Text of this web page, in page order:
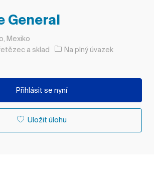
General
Mexiko
a sklad Typ úlohy
Na plný úvazek
Přihlásit se nyní
Uložit úlohu